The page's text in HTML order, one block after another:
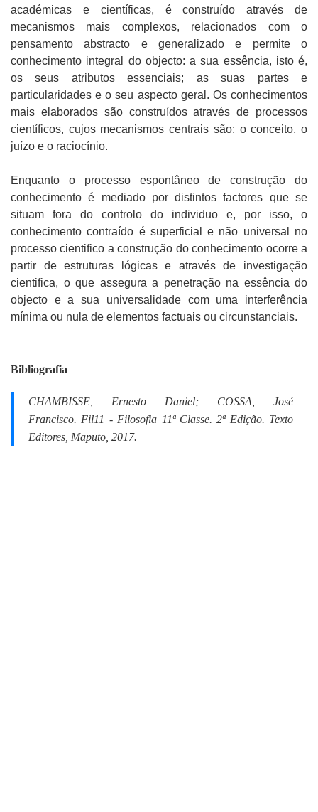
académicas e científicas, é construído através de
mecanismos mais complexos, relacionados com o
pensamento abstracto e generalizado e permite o
conhecimento integral do objecto: a sua essência, isto é,
os seus atributos essenciais; as suas partes e
particularidades e o seu aspecto geral. Os conhecimentos
mais elaborados são construídos através de processos
científicos, cujos mecanismos centrais são: o conceito, o
juízo e o raciocínio.
Enquanto o processo espontâneo de construção do
conhecimento é mediado por distintos factores que se
situam fora do controlo do individuo e, por isso, o
conhecimento contraído é superficial e não universal no
processo cientifico a construção do conhecimento ocorre a
partir de estruturas lógicas e através de investigação
cientifica, o que assegura a penetração na essência do
objecto e a sua universalidade com uma interferência
mínima ou nula de elementos factuais ou circunstanciais.
Bibliografia
CHAMBISSE, Ernesto Daniel; COSSA, José
Francisco. Fil11 - Filosofia 11ª Classe.2ª Edição. Texto
Editores, Maputo, 2017.